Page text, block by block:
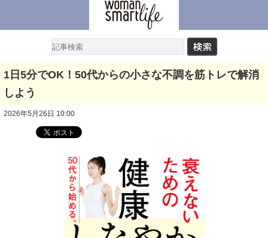
1日5分でOK！50代からの小さな不調を筋トレで解消
しよう
2026年5月26日 10:00